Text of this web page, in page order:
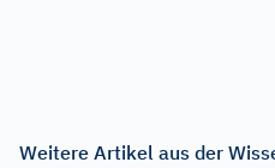
Weitere Artikel aus der